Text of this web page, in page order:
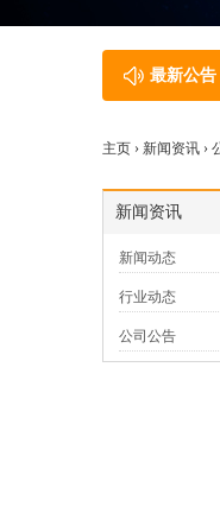
最新公告
主页 › 新闻资讯 ›
新闻资讯
新闻动态
行业动态
公司公告